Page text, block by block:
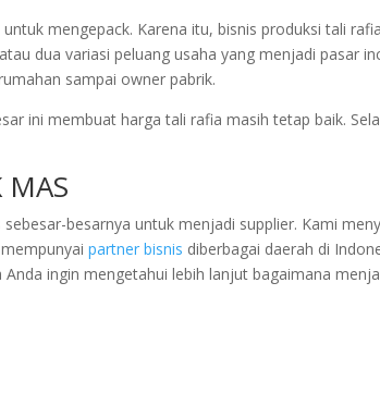
mengepack. Karena itu, bisnis produksi tali
dua variasi peluang usaha yang menjadi pasar
sampai owner pabrik.
ini membuat harga tali rafia masih tetap baik.
MAS
besarnya untuk menjadi supplier. Kami
mempunyaipartner bisnis diberbagai daerah di
ingin mengetahui lebih lanjut bagaimana